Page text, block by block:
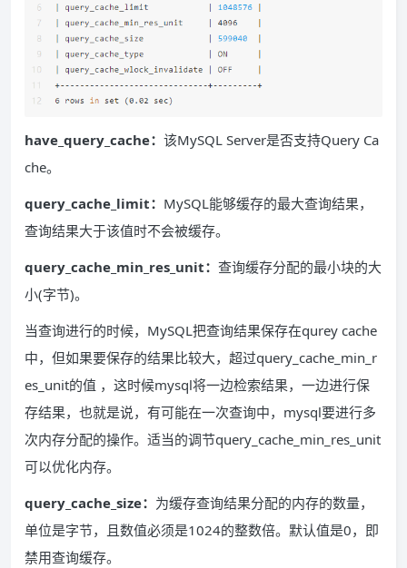
have_query_cache： 该MySQL Server是否支持Query Ca
che。
query_cache_limit： MySQL能够缓存的最大查询结果，
查询结果大于该值时不会被缓存。
query_cache_min_res_unit： 查询缓存分配的最小块的大
小(字节)。
当查询进行的时候，MySQL把查询结果保存在qurey cache
中，但如果要保存的结果比较大，超过query_cache_min_r
es_unit的值 ，这时候mysql将一边检索结果，一边进行保
存结果，也就是说，有可能在一次查询中，mysql要进行多
次内存分配的操作。适当的调节query_cache_min_res_unit
可以优化内存。
query_cache_size： 为缓存查询结果分配的内存的数量，
单位是字节，且数值必须是1024的整数倍。默认值是0，即
禁用查询缓存。